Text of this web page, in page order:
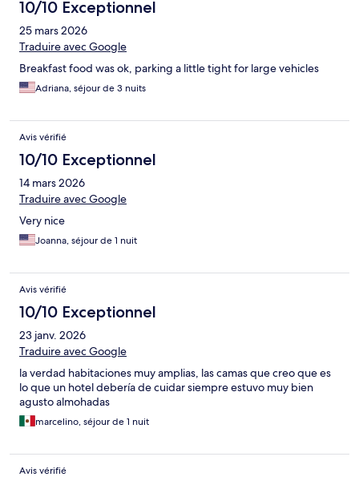
10/10 Exceptionnel
25 mars 2026
Traduire avec Google
Breakfast food was ok, parking a little tight for large vehicles
Adriana, séjour de 3 nuits
Avis vérifié
10/10 Exceptionnel
14 mars 2026
Traduire avec Google
Very nice
Joanna, séjour de 1 nuit
Avis vérifié
10/10 Exceptionnel
23 janv. 2026
Traduire avec Google
la verdad habitaciones muy amplias, las camas que creo que es
lo que un hotel debería de cuidar siempre estuvo muy bien
agusto almohadas
marcelino, séjour de 1 nuit
Avis vérifié